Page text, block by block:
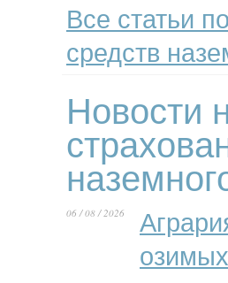
Все статьи
средств
Новости
06 / 08 / 2026